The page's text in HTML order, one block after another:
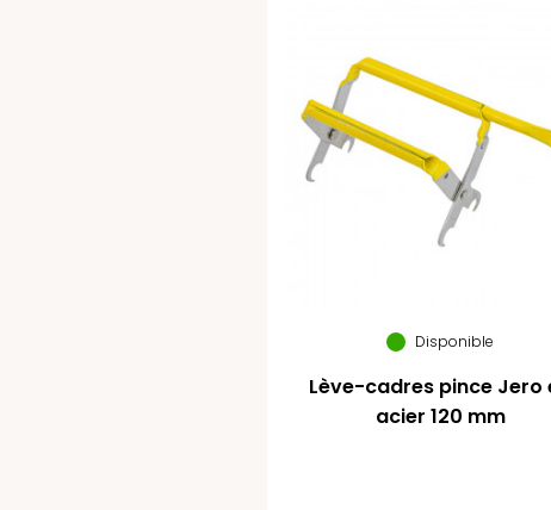
Disponible
Lève-cadres pince Jero
acier 120 mm